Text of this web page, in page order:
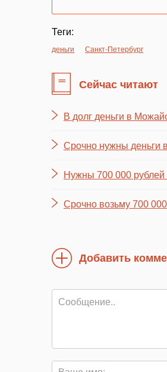
Теги:
деньги Санкт-Петербург
Сейчас читают
В долг деньги в
Срочно нужны деньги
Нужны 700 000 рублей
Срочно возьму 700
Добавить